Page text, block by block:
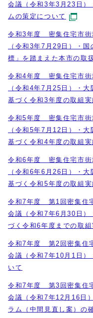
会議（令和3年3月23日）
ムの策定について
令和3年度 密集住宅市街
（令和3年7月29日）・
標」を踏まえた本市の取
令和4年度 密集住宅市街
（令和4年7月25日）・
基づく令和3年度の取組
令和5年度 密集住宅市街
（令和5年7月12日）・
基づく令和4年度の取組
令和6年度 密集住宅市街
（令和6年6月26日）・
基づく令和5年度の取組
令和7年度 第1回密集住
会議（令和7年6月30日）
づく令和6年度までの取
令和7年度 第2回密集住
会議（令和7年10月1日）
いて
令和7年度 第3回密集住
会議（令和7年12月16日
ラム（中間見直し案）の